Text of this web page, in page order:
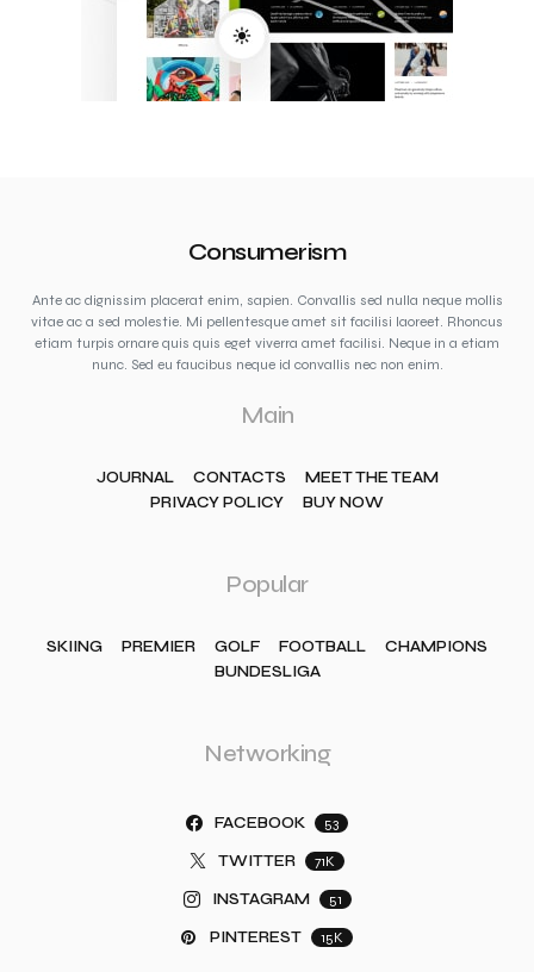
Consumerism
Ante ac dignissim placerat enim, sapien. Convallis sed nulla neque mollis
vitae ac a sed molestie. Mi pellentesque amet sit facilisi laoreet. Rhoncus
etiam turpis ornare quis quis eget viverra amet facilisi. Neque in a etiam
nunc. Sed eu faucibus neque id convallis nec non enim.
Main
JOURNAL CONTACTS
MEET THE TEAM
PRIVACY POLICY
BUY NOW
Popular
SKIING PREMIER GOLF FOOTBALL
CHAMPIONS
BUNDESLIGA
Networking
FACEBOOK 53
TWITTER 71K
INSTAGRAM 51
PINTEREST 15K